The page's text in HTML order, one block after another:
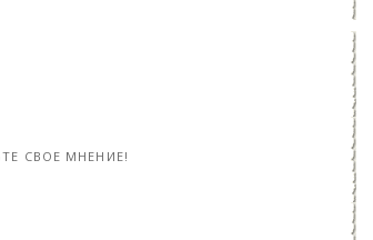
20-янв,
СВОЕ МНЕНИЕ!